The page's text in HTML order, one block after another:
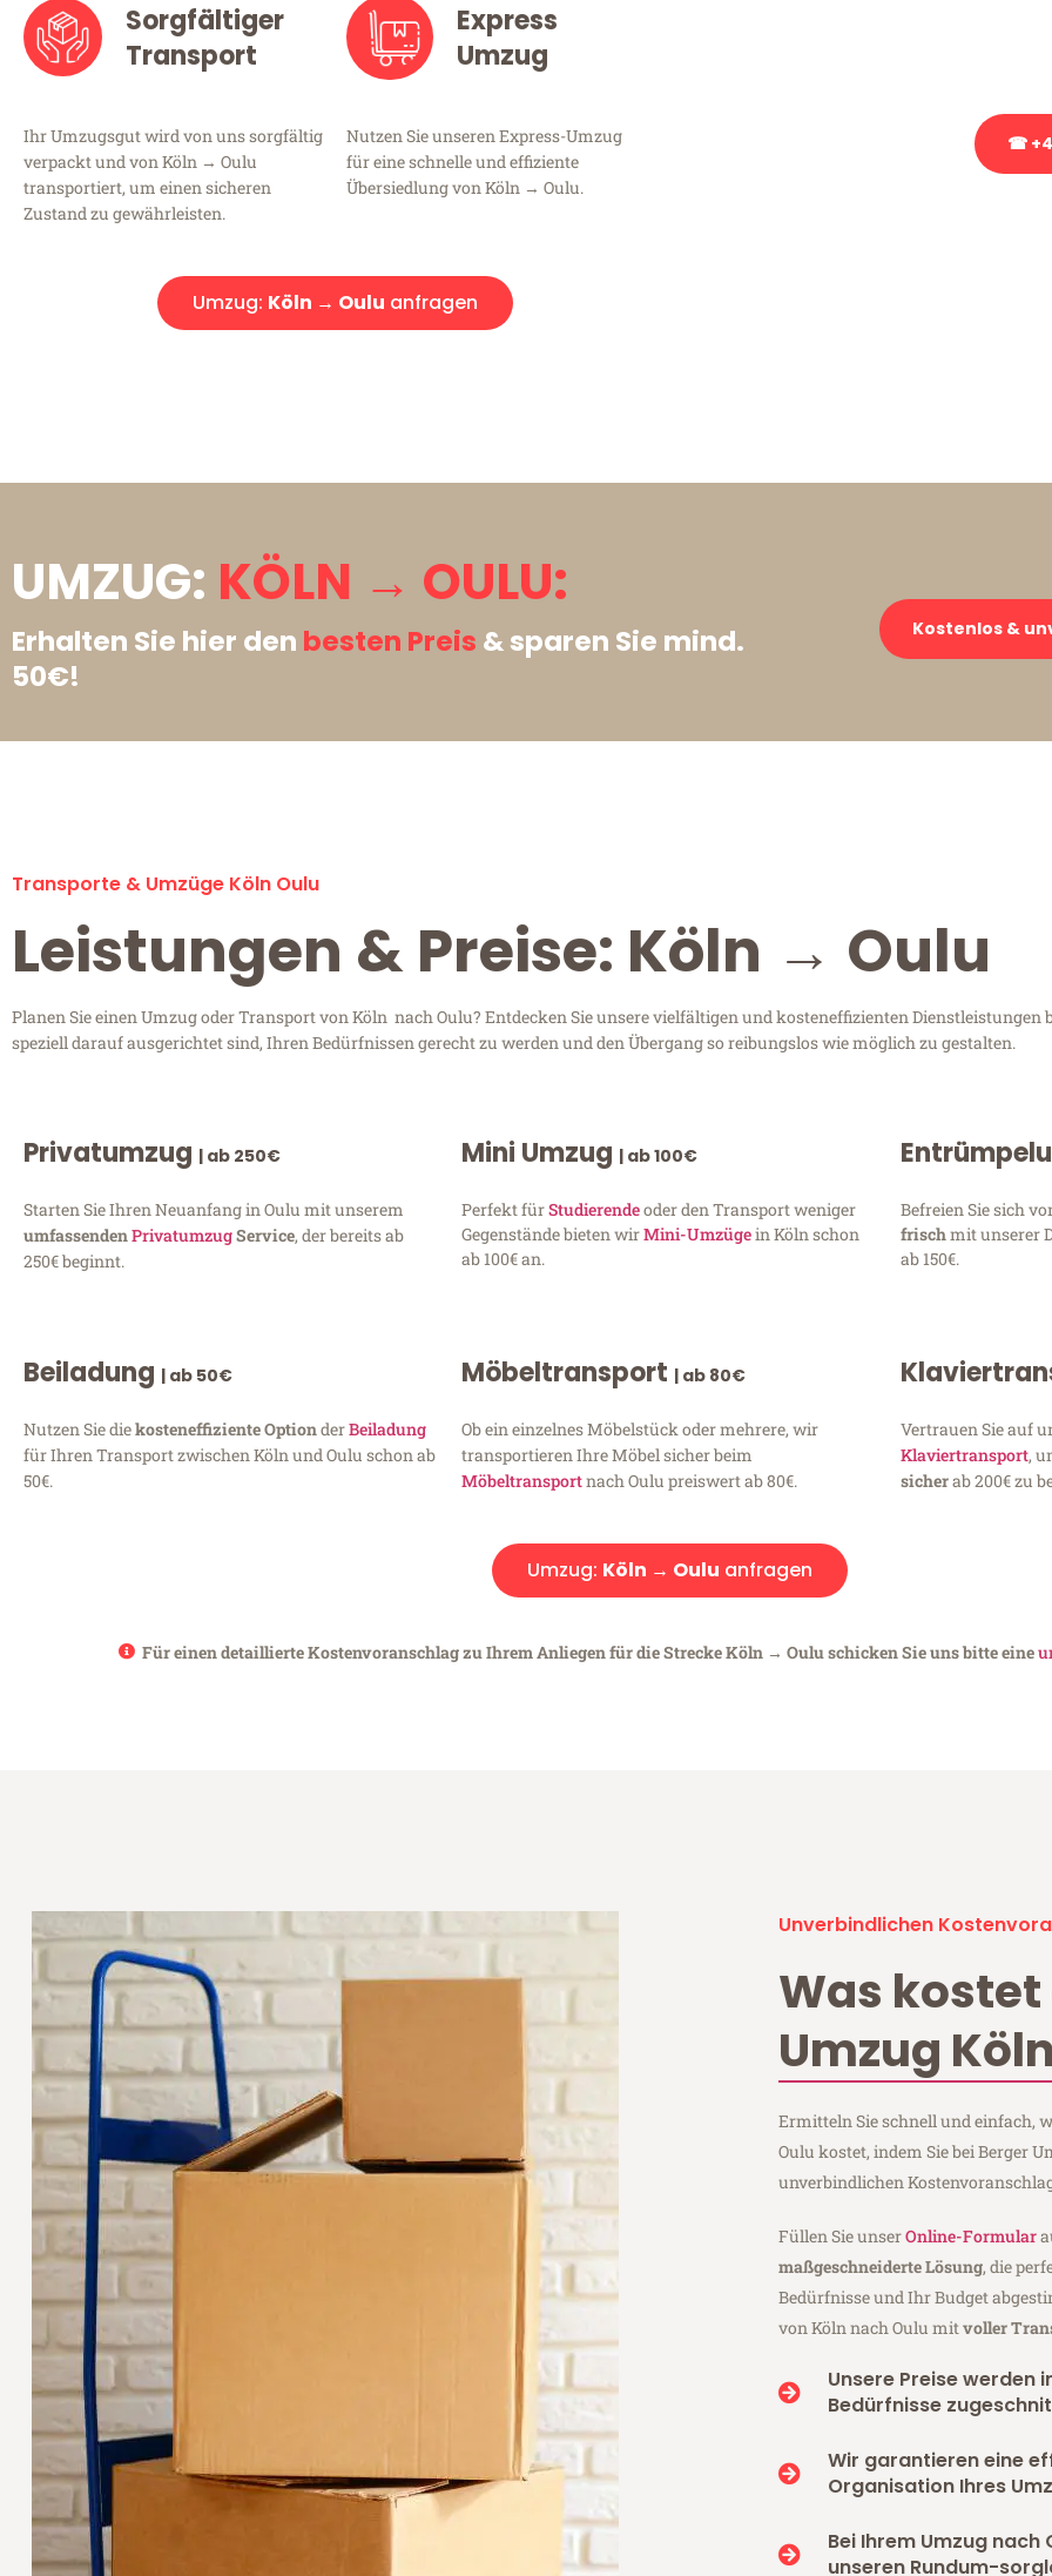
Sorgfältiger
Transport
Ihr Umzugsgut wird von uns sorgfältig
verpackt und von Köln → Oulu
transportiert, um einen sicheren
Zustand zu gewährleisten.
Express
Umzug
Nutzen Sie unseren Express-Umzug
für eine schnelle und effiziente
Übersiedlung von Köln → Oulu.
Umzug: Köln → Oulu anfragen
☎
UMZUG: KÖLN → OULU:
Erhalten Sie hier den besten Preis & sparen Sie mind.
50€!
Kostenlos &
Transporte & Umzüge Köln Oulu
Leistungen & Preise: Köln → Oulu
Planen Sie einen Umzug oder Transport von Köln nach Oulu? Entdecken Sie unsere vielfältigen und kosteneffizienten Dienstleistungen
speziell darauf ausgerichtet sind, Ihren Bedürfnissen gerecht zu werden und den Übergang so reibungslos wie möglich zu gestalten.
Privatumzug | ab 250€
Starten Sie Ihren Neuanfang in Oulu mit unserem
umfassendenPrivatumzugService, der bereits ab
250€ beginnt.
Mini Umzug | ab 100€
Perfekt fürStudierendeoder den Transport weniger
Gegenstände bieten wirMini-Umzügein Köln schon
ab 100€ an.
Befreien Sie sich
frischmit unserer
ab 150€.
Beiladung | ab 50€
Nutzen Sie diekosteneffiziente OptionderBeiladung
für Ihren Transport zwischen Köln und Oulu schon ab
50€.
Möbeltransport | ab 80€
Ob ein einzelnes Möbelstück oder mehrere, wir
transportieren Ihre Möbel sicher beim
Möbeltransportnach Oulu preiswert ab 80€.
Vertrauen Sie auf
Klaviertransport,
sicherab 200€ zu
Umzug: Köln → Oulu anfragen
Für einen detaillierte Kostenvoranschlag zu Ihrem Anliegen für die Strecke Köln → Oulu schicken Sie uns bitte eine
Unverbindlichen
Was kostet
Umzug
Ermitteln Sie schnell und einfach,
Oulu kostet, indem Sie bei Berger
unverbindlichen
Füllen Sie unserOnline-Formular
maßgeschneiderte Lösung, die
Bedürfnisse und Ihr Budget
von Köln nach Oulu mitvoller
Unsere Preise werden
Bedürfnisse
Wir garantieren eine
Organisation Ihres
Bei Ihrem Umzug nach
unseren Rundum-